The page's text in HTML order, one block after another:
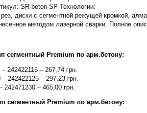
SR-beton-SP Технологии:
диски с сегментной режущей кромкой,
методом лазерной сварки. Полное
сегментный Premium по арм.бетону:
242422115 – 267,74 грн.
242422125 – 297,23 грн.
– 465,00 грн.
сегментный Premium по арм.бетону: